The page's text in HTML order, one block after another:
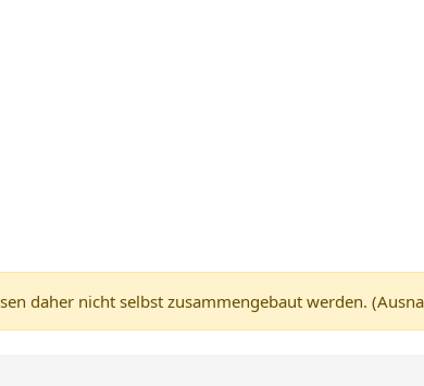
daher nicht selbst zusammengebaut werden.